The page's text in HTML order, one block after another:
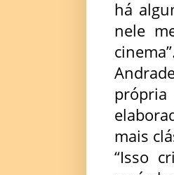
há
nele
própria
mais
“Isso